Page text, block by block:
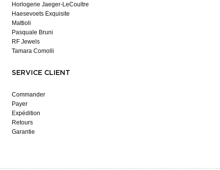
Horlogerie Jaeger-LeCoultre
Haesevoets Exquisite
Mattioli
Pasquale Bruni
RF Jewels
Tamara Comolli
SERVICE CLIENT
Commander
Payer
Expédition
Retours
Garantie